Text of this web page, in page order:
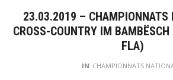
23.03.2019 – CHAMPIONNATS
CROSS-COUNTRY IM
FLA)
IN CHAMPIONNATS